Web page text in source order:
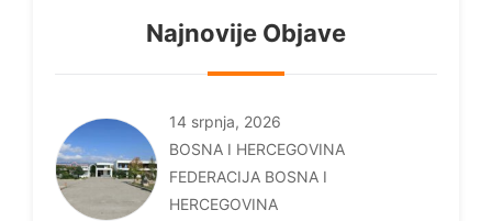
Najnovije Objave
14 srpnja, 2026
BOSNA I HERCEGOVINA
FEDERACIJA BOSNA I
HERCEGOVINA